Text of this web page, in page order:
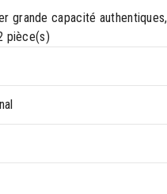
capacité
pièce(s)